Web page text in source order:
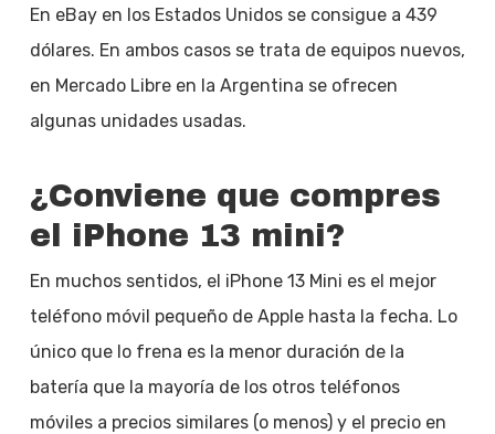
En eBay en los Estados Unidos se consigue a 439
dólares. En ambos casos se trata de equipos nuevos,
en Mercado Libre en la Argentina se ofrecen
algunas unidades usadas.
¿Conviene que compres
el iPhone 13 mini?
En muchos sentidos, el iPhone 13 Mini es el mejor
teléfono móvil pequeño de Apple hasta la fecha. Lo
único que lo frena es la menor duración de la
batería que la mayoría de los otros teléfonos
móviles a precios similares (o menos) y el precio en